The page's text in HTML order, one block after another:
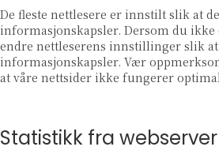
De fleste nettlesere er innstilt slik at
informasjonskapsler. Dersom du ikke
endre nettleserens innstillinger slik
informasjonskapsler. Vær
at våre nettsider ikke fungerer
Statistikk fra webserver